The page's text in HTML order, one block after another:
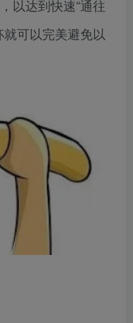
以达到快速“通往
可以完美避免以